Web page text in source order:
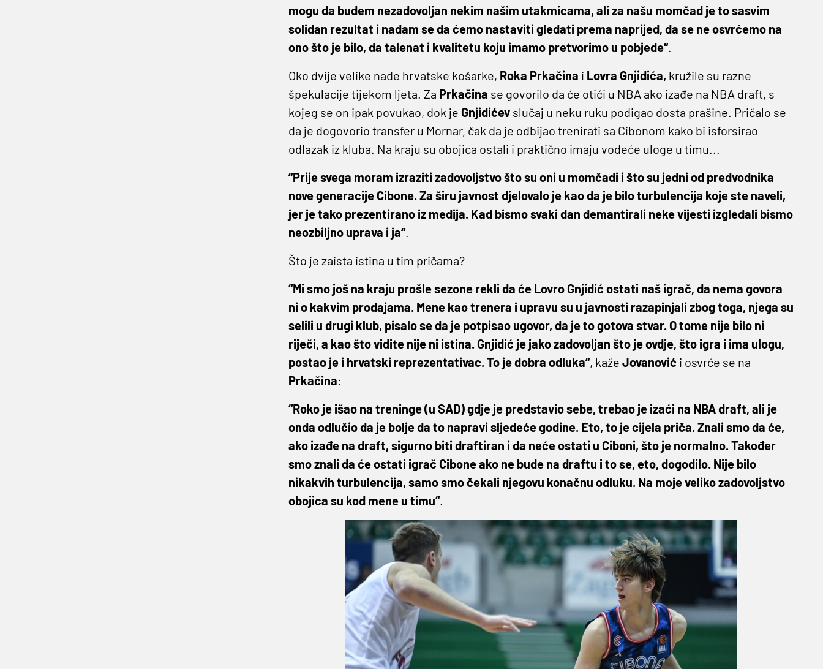
mogu da budem nezadovoljan nekim našim utakmicama, ali za našu momčad je to sasvim
solidan rezultat i nadam se da ćemo nastaviti gledati prema naprijed, da se ne osvrćemo na
ono što je bilo, da talenat i kvalitetu koju imamo pretvorimo u pobjede“.
Oko dvije velike nade hrvatske košarke, Roka Prkačina i Lovra Gnjidića, kružile su razne
špekulacije tijekom ljeta. Za Prkačina se govorilo da će otići u NBA ako izađe na NBA draft, s
kojeg se on ipak povukao, dok je Gnjidićevslučaj u neku ruku podigao dosta prašine. Pričalo se
da je dogovorio transfer u Mornar, čak da je odbijao trenirati sa Cibonom kako bi isforsirao
odlazak iz kluba. Na kraju su obojica ostali i praktično imaju vodeće uloge u timu...
“Prije svega moram izraziti zadovoljstvo što su oni u momčadi i što su jedni od predvodnika
nove generacije Cibone. Za širu javnost djelovalo je kao da je bilo turbulencija koje ste naveli,
jer je tako prezentirano iz medija. Kad bismo svaki dan demantirali neke vijesti izgledali bismo
neozbiljno uprava i ja“.
Što je zaista istina u tim pričama?
“Mi smo još na kraju prošle sezone rekli da će Lovro Gnjidić ostati naš igrač, da nema govora
ni o kakvim prodajama. Mene kao trenera i upravu su u javnosti razapinjali zbog toga, njega su
selili u drugi klub, pisalo se da je potpisao ugovor, da je to gotova stvar. O tome nije bilo ni
riječi, a kao što vidite nije ni istina. Gnjidić je jako zadovoljan što je ovdje, što igra i ima ulogu,
postao je i hrvatski reprezentativac. To je dobra odluka“, kaže Jovanović i osvrće se na
Prkačina:
“Roko je išao na treninge (u SAD) gdje je predstavio sebe, trebao je izaći na NBA draft, ali je
onda odlučio da je bolje da to napravi sljedeće godine. Eto, to je cijela priča. Znali smo da će,
ako izađe na draft, sigurno biti draftiran i da neće ostati u Ciboni, što je normalno. Također
smo znali da će ostati igrač Cibone ako ne bude na draftu i to se, eto, dogodilo. Nije bilo
nikakvih turbulencija, samo smo čekali njegovu konačnu odluku. Na moje veliko zadovoljstvo
obojica su kod mene u timu“.